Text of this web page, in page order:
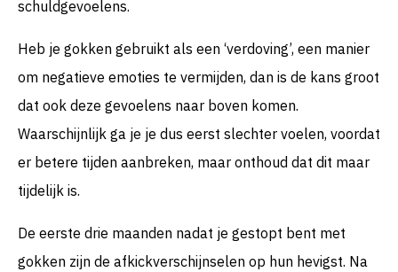
schuldgevoelens.
Heb je gokken gebruikt als een ‘verdoving’, een manier
om negatieve emoties te vermijden, dan is de kans groot
dat ook deze gevoelens naar boven komen.
Waarschijnlijk ga je je dus eerst slechter voelen, voordat
er betere tijden aanbreken, maar onthoud dat dit maar
tijdelijk is.
De eerste drie maanden nadat je gestopt bent met
gokken zijn de afkickverschijnselen op hun hevigst. Na